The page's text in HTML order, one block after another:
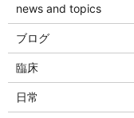
news and topics
ブログ
臨床
日常